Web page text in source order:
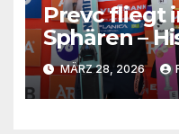
Prevc fliegt
Sphären –
Premieren-
MÄRZ 28, 2026